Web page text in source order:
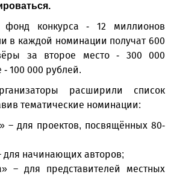
конкурса - 12 миллионов
в каждой номинации получат 600
за второе место - 300 000
- 100 000 рублей.
расширили список
тематические номинации:
– для проектов, посвящённых 80-
для начинающих авторов;
– для представителей местных